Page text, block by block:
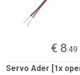
€ 8.49
Servo Ader [1x